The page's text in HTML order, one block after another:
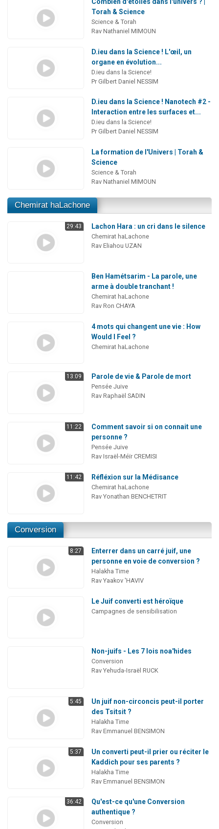
Combien d'étoiles dans l'univers ? |
Torah & Science
Science & Torah
Rav Nathaniel MIMOUN
D.ieu dans la Science ! L'œil, un
organe en évolution...
D.ieu dans la Science!
Pr Gilbert Daniel NESSIM
D.ieu dans la Science ! Nanotech #2 -
Interaction entre les surfaces et...
D.ieu dans la Science!
Pr Gilbert Daniel NESSIM
La formation de l'Univers | Torah &
Science
Science & Torah
Rav Nathaniel MIMOUN
Chemirat haLachone
29:43 Lachon Hara : un cri dans le silence
Chemirat haLachone
Rav Eliahou UZAN
Ben Hamétsarim - La parole, une
arme à double tranchant !
Chemirat haLachone
Rav Ron CHAYA
4 mots qui changent une vie : How
Would I Feel ?
Chemirat haLachone
13:09 Parole de vie & Parole de mort
Pensée Juive
Rav Raphaël SADIN
11:22
Comment savoir si on connait une
personne ?
Pensée Juive
Rav Israël-Méïr CREMISI
11:42 Réfléxion sur la Médisance
Chemirat haLachone
Rav Yonathan BENCHETRIT
Conversion
8:27
Enterrer dans un carré juif, une
personne en voie de conversion ?
Halakha Time
Rav Yaakov 'HAVIV
Le Juif converti est héroïque
Campagnes de sensibilisation
Non-juifs - Les 7 lois noa'hides
Conversion
Rav Yehuda-Israël RUCK
5:45
Un juif non-circoncis peut-il porter
des Tsitsit ?
Halakha Time
Rav Emmanuel BENSIMON
5:37
Un converti peut-il prier ou réciter le
Kaddich pour ses parents ?
Halakha Time
Rav Emmanuel BENSIMON
36:42
Qu'est-ce qu'une Conversion
authentique ?
Conversion